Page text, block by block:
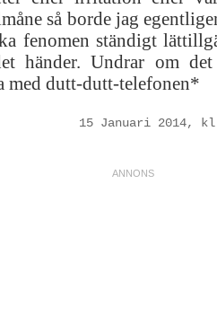
så borde jag
fenomen ständigt
händer. Undrar om
med dutt-dutt-telefonen*
15 Januari 2014,